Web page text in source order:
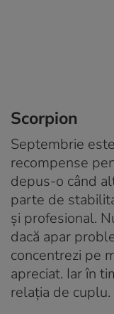
Scorpion
Septembrie
recompense
depus-o când
parte de
și profesional.
dacă apar
concentrezi pe
apreciat. Iar în
relația de cuplu.